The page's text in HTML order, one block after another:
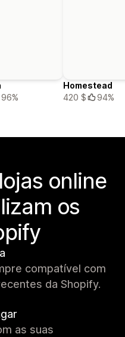
96%
Homestead
420 $
94%
online
os
compatível com
da Shopify.
as suas